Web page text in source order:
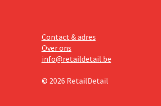
Contact & adres
Over ons
info@retaildetail.be
© 2026 RetailDetail